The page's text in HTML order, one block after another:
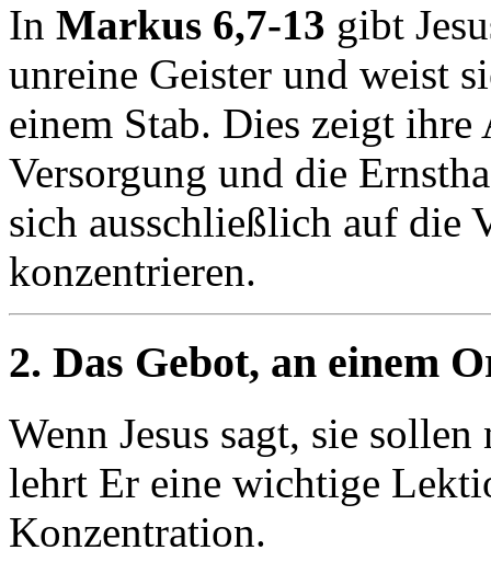
In Markus 6,7-13 gibt
unreine Geister und weist
einem Stab. Dies zeigt
Versorgung und die
sich ausschließlich auf die
konzentrieren.
2. Das Gebot, an einem
Wenn Jesus sagt, sie
lehrt Er eine wichtige
Konzentration.